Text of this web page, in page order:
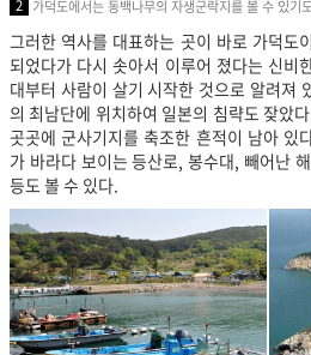
2 가덕도에서는 동백나무의 자생군락지를 볼 수 있기
그러한 역사를 대표하는 곳이 바로 가덕도
되었다가 다시 솟아서 이루어 졌다는 신비
대부터 사람이 살기 시작한 것으로 알려져
의 최남단에 위치하여 일본의 침략도 잦았
곳곳에 군사기지를 축조한 흔적이 남아 있
가 바라다 보이는 등산로, 봉수대, 빼어난
등도 볼 수 있다.